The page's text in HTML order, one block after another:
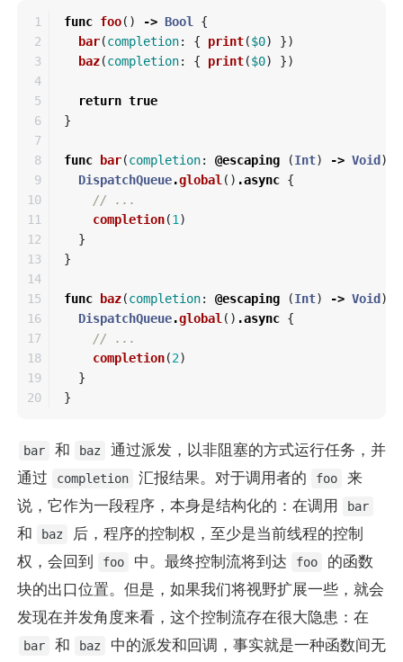
1
2
3
4
5
6
7
8
9
10
11
12
13
14
15
16
17
18
19
func foo() -> Bool
{
bar(completion: { print($0)
})
baz(completion: { print($0) })
return true
}
func bar(completion: @escaping (Int) -> Void )
DispatchQueue.global () .async {
// ...
completion(1 )
}
}
func baz(completion: @escaping (Int) -> Void )
DispatchQueue.global () .async {
// ...
completion(2)
}
}
bar 和 baz
通过派发，以非阻塞的方式运行任务，并
通过
completion 汇报结果。对于调用者的 foo
来
说，它作为一段程序，本身是结构化的：在调用
bar
和 baz
后，程序的控制权，至少是当前线程的控制
权，会回到
foo 中。最终控制流将到达 foo
的函数
块的出口位置。但是，如果我们将视野扩展一些，就会
发现在并发角度来看，这个控制流存在很大隐患：在
bar 和 baz
中的派发和回调，事实就是一种函数间无